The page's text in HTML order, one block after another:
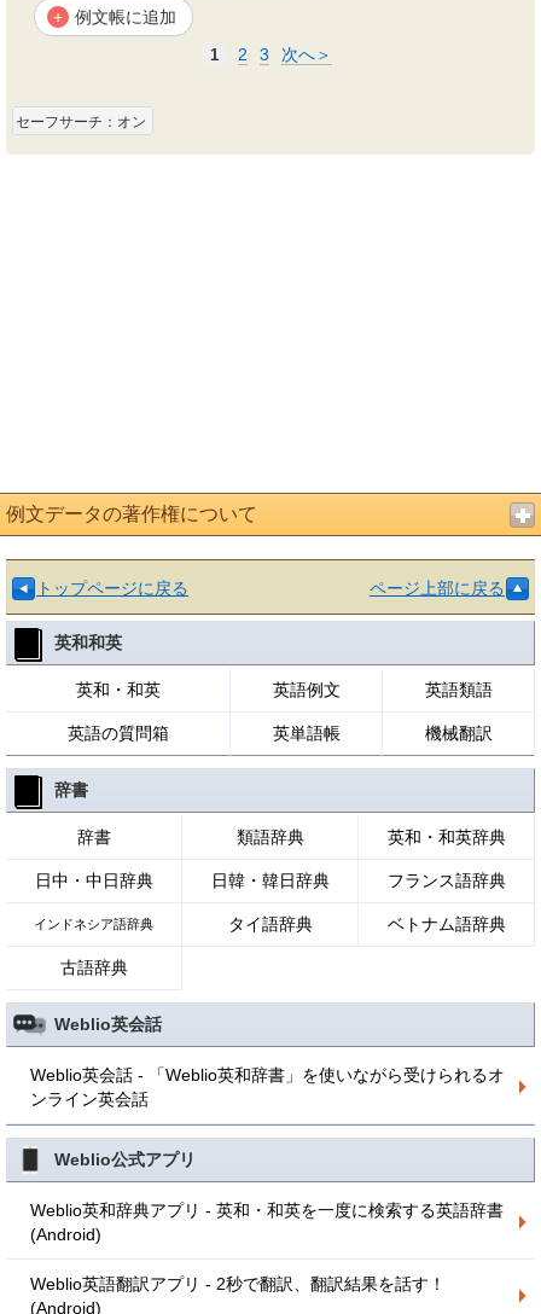
+ 例文帳に追加
1 2 3 次へ＞
セーフサーチ：オン
例文データの著作権について
トップページに戻る ページ上部に戻る
英和和英
英和・和英 英語例文 英語類語
英語の質問箱 英単語帳 機械翻訳
辞書
辞書 類語辞典 英和・和英辞典
日中・中日辞典 日韓・韓日辞典 フランス語辞典
インドネシア語辞典 タイ語辞典 ベトナム語辞典
古語辞典
Weblio英会話
Weblio英会話 - 「Weblio英和辞書」を使いながら受けられるオ
ンライン英会話
Weblio公式アプリ
Weblio英和辞典アプリ - 英和・和英を一度に検索する英語辞書
(Android)
Weblio英語翻訳アプリ - 2秒で翻訳、翻訳結果を話す！
(Android)